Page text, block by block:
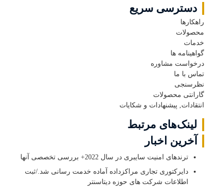
دسترسی سریع
راهکارها
محصولات
خدمات
گواهینامه ها
درخواست مشاوره
تماس با ما
نظرسنجی
گارانتی محصولات
انتقادات, پیشنهادات و شکایات
لینک‌های مرتبط
آخرین اخبار
ترندهای امنیت سایبری در سال 2022+ بررسی تخصصی آنها
دایرکتوری تجاری مراکزداده آماده خدمت رسانی شد./ثبت
اطلاعات شرکت های حوزه دیتاسنتر